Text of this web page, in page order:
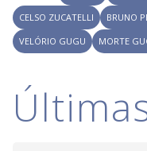
CELSO ZUCATELLI
BRUNO
VELÓRIO GUGU
MORTE